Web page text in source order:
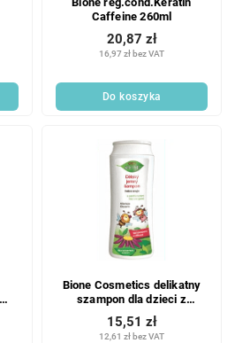
Caffeine 260ml
16,97 zł bez VAT
20,87 zł
Do koszyka
Bione Cosmetics delikatny
szampon dla dzieci z
pantenolem 200 ml
12,61 zł bez VAT
15,51 zł